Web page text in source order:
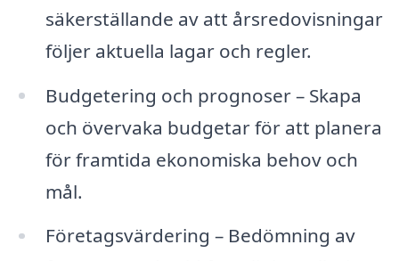
säkerställande av att årsredovisningar
följer aktuella lagar och regler.
Budgetering och prognoser – Skapa
och övervaka budgetar för att planera
för framtida ekonomiska behov och
mål.
Företagsvärdering – Bedömning av